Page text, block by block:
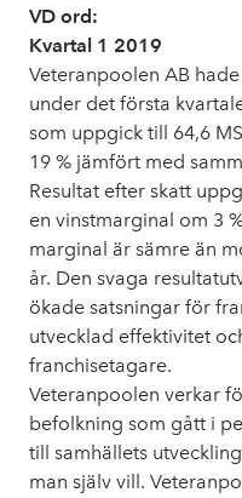
VD ord:
Kvartal 1 2019
Veteranpoolen AB
under det första
som uppgick till 64,6
19 % jämfört med
Resultat efter skatt
en vinstmarginal om 3
marginal är sämre än
år. Den svaga
ökade satsningar för
utvecklad effektivitet
franchisetagare.
Veteranpoolen verkar
befolkning som gått i
till samhällets
man själv vill.